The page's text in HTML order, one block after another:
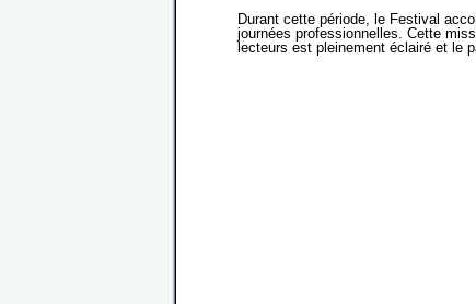
Durant cette période, le Festival
journées professionnelles. Cette
lecteurs est pleinement éclairé et le